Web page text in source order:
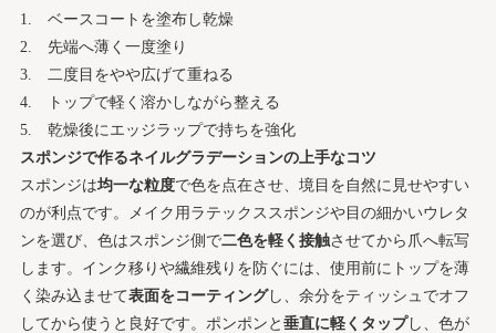
ベースコートを塗布し乾燥
先端へ薄く一度塗り
二度目をやや広げて重ねる
トップで軽く溶かしながら整える
乾燥後にエッジラップで持ちを強化
スポンジで作るネイルグラデーションの上手なコツ
スポンジは均一な粒度で色を点在させ、境目を自然に見せやすい
のが利点です。メイク用ラテックススポンジや目の細かいウレタ
ンを選び、色はスポンジ側で二色を軽く接触させてから爪へ転写
します。インク移りや繊維残りを防ぐには、使用前にトップを薄
く染み込ませて表面をコーティングし、余分をティッシュでオフ
してから使うと良好です。ポンポンと 垂直に軽くタップし、色が